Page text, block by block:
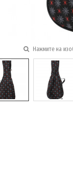
Нажмите на